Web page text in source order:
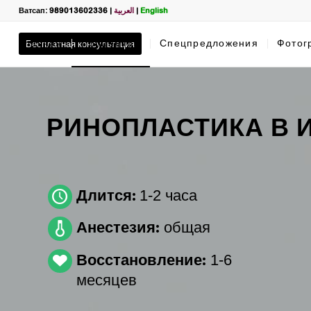
Ватсап: 989013602336| العربية| English
Главная Процедуры Спецпредложения
Бесплатная консультация
РИНОПЛАСТИКА В
Длится: 1-2 часа
Анестезия: общая
Восстановление: 1-6
месяцев
Ватсап